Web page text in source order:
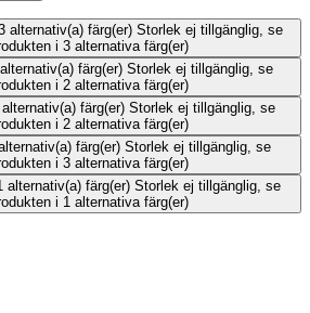
alternativ(a) färg(er) Storlek ej tillgänglig, se
i 3 alternativa färg(er)
färg(er) Storlek ej tillgänglig, se
i 2 alternativa färg(er)
färg(er) Storlek ej tillgänglig, se
i 2 alternativa färg(er)
färg(er) Storlek ej tillgänglig, se
i 3 alternativa färg(er)
alternativ(a) färg(er) Storlek ej tillgänglig, se
i 1 alternativa färg(er)